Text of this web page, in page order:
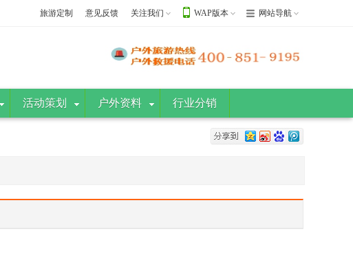
旅游定制 意见反馈 关注我们 WAP版本 网站导航
活动策划 户外资料 行业分销